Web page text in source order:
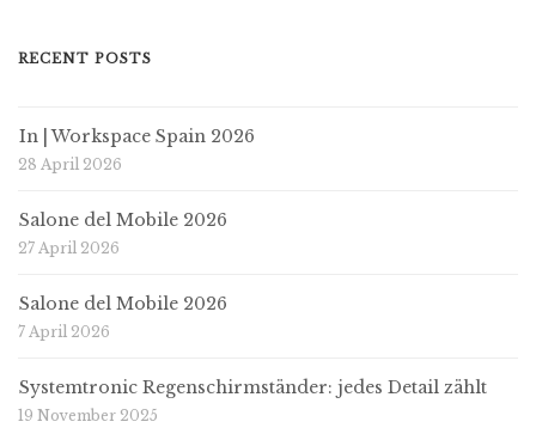
RECENT POSTS
In | Workspace Spain 2026
28 April 2026
Salone del Mobile 2026
27 April 2026
Salone del Mobile 2026
7 April 2026
Systemtronic Regenschirmständer: jedes Detail zählt
19 November 2025